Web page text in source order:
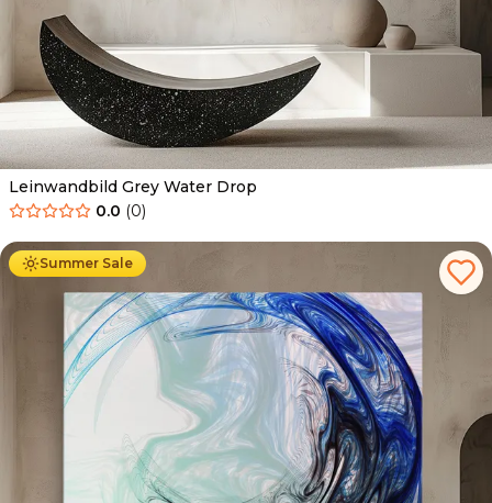
Leinwandbild Grey Water Drop
0.0 (0)
Summer Sale
Ab 39.90 € 34.90